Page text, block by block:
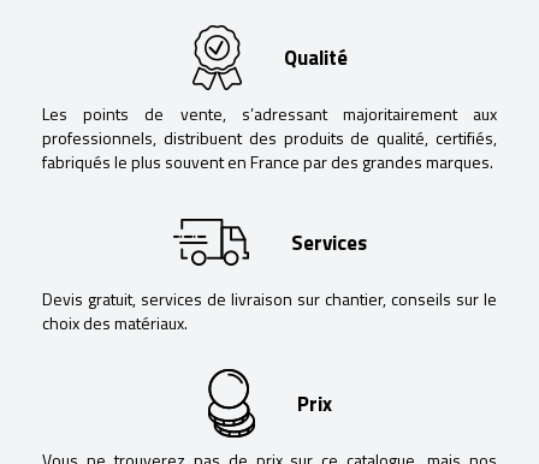
Qualité
Les points de vente, s’adressant majoritairement aux
professionnels, distribuent des produits de qualité, certifiés,
fabriqués le plus souvent en France par des grandes marques.
Services
Devis gratuit, services de livraison sur chantier, conseils sur le
choix des matériaux.
Prix